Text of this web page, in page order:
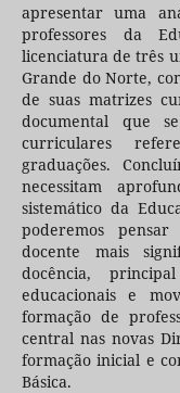
apresentar uma
professores da
licenciatura de três
Grande do Norte,
de suas matrizes
documental que
curriculares
graduações.
necessitam
sistemático da
poderemos
docente mais
docência,
educacionais e
formação de
central nas novas
formação inicial e
Básica.